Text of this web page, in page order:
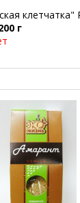
клетчатка"
г